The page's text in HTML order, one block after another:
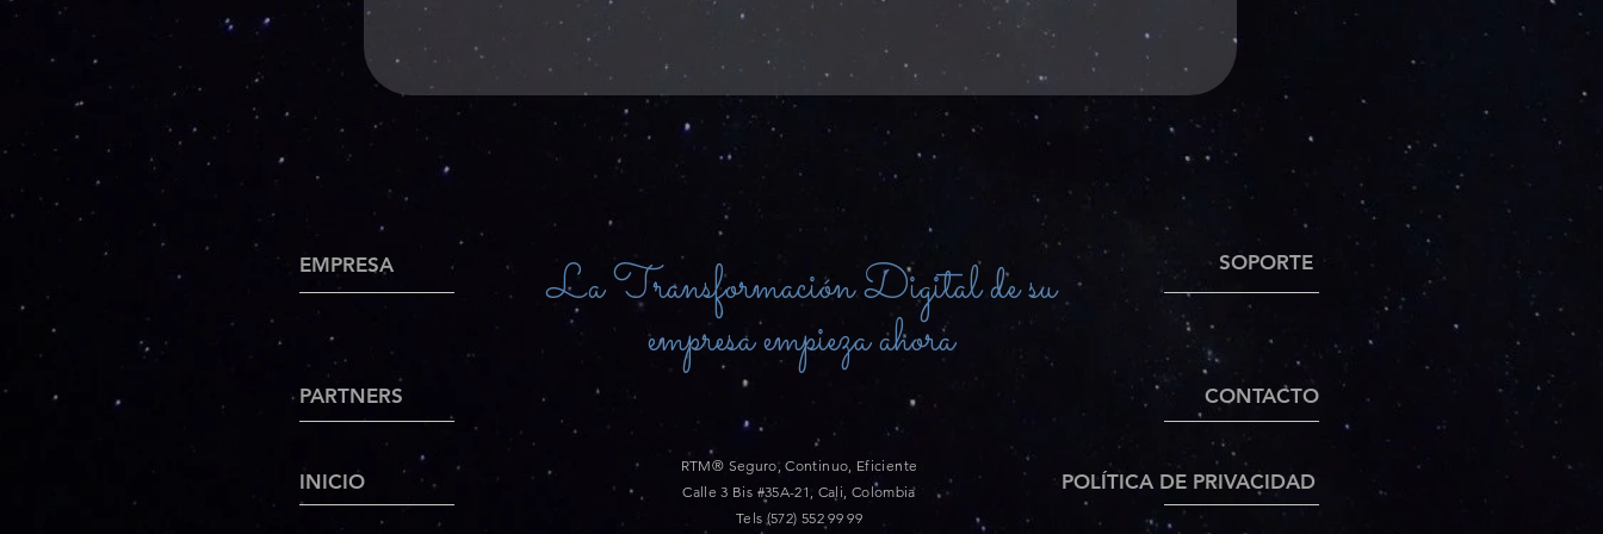
EMPRESA
PARTNERS
INICIO
La Transformación Digital de su
empresa empieza ahora
SOPORTE
CONTACTO
RTM® Seguro, Continuo, Eficiente
Calle 3 Bis #35A-21, Cali, Colombia
Tels (572) 552 99 99
POLÍTICA DE PRIVACIDAD